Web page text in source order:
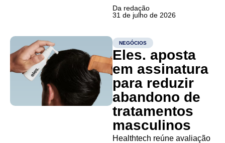
trimestre, gigante americana
amplia centros logísticos,
inteligência artificial e
geração de empregos no
país Os resultados recordes
da Amazon no segundo
trimestre de 2026 vieram
acompanhados de uma
mensagem clara ao...
Da redação
31 de julho de 2026
NEGÓCIOS
Eles. aposta
em assinatura
para reduzir
abandono de
tratamentos
masculinos
Healthtech reúne avaliação